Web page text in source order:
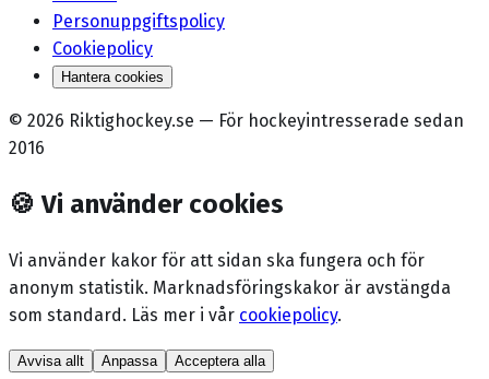
Personuppgiftspolicy
Cookiepolicy
Hantera cookies
© 2026 Riktighockey.se — För hockeyintresserade sedan
2016
🍪 Vi använder cookies
Vi använder kakor för att sidan ska fungera och för
anonym statistik. Marknadsförings­kakor är avstängda
som standard. Läs mer i vår cookiepolicy.
Avvisa allt Anpassa Acceptera alla